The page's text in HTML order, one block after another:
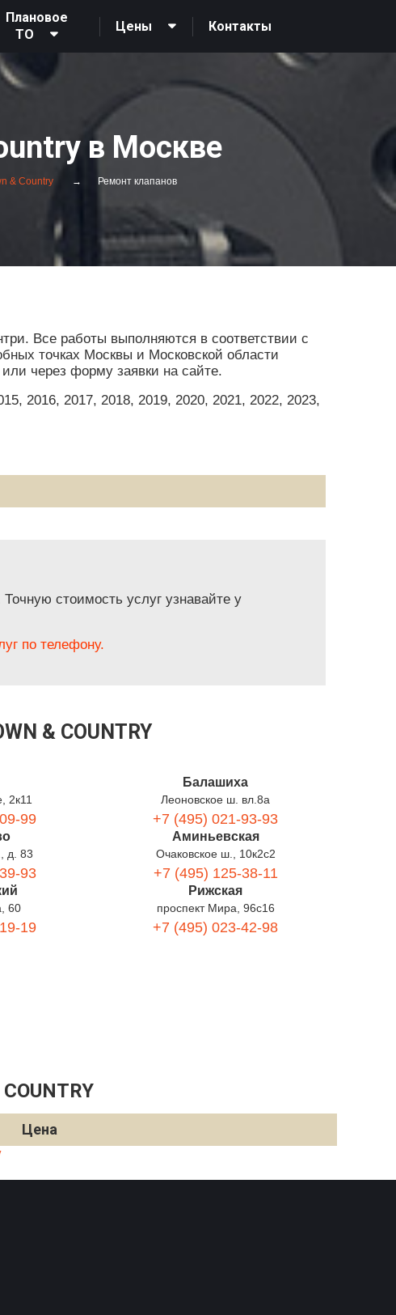
Плановое
ТО
Цены Контакты
в Москве
& Country Ремонт клапанов
Все работы выполняются в соответствии с
точках Москвы и Московской области
через форму заявки на сайте.
2016, 2017, 2018, 2019, 2020, 2021, 2022, 2023,
стоимость услуг узнавайте у
по телефону.
& COUNTRY
2к11
99
Балашиха
Леоновское ш. вл.8а
+7 (495) 021-93-93
д. 83
93
Аминьевская
Очаковское ш., 10к2с2
+7 (495) 125-38-11
60
19
Рижская
проспект Мира, 96с16
+7 (495) 023-42-98
Цена